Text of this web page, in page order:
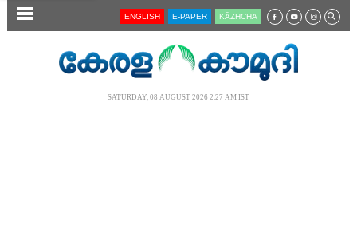
SECTIONS ENGLISH E-PAPER KĀZHCHA
SATURDAY, 08 AUGUST 2026 2.27 AM IST